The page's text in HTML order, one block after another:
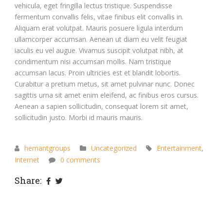
vehicula, eget fringilla lectus tristique. Suspendisse
fermentum convallis felis, vitae finibus elit convallis in.
Aliquam erat volutpat. Mauris posuere ligula interdum
ullamcorper accumsan. Aenean ut diam eu velit feugiat
iaculis eu vel augue. Vivamus suscipit volutpat nibh, at
condimentum nisi accumsan mollis. Nam tristique
accumsan lacus. Proin ultricies est et blandit lobortis.
Curabitur a pretium metus, sit amet pulvinar nunc. Donec
sagittis urna sit amet enim eleifend, ac finibus eros cursus.
Aenean a sapien sollicitudin, consequat lorem sit amet,
sollicitudin justo. Morbi id mauris mauris.
hemantgroups Uncategorized Entertainment,
Internet
0 comments
Share: